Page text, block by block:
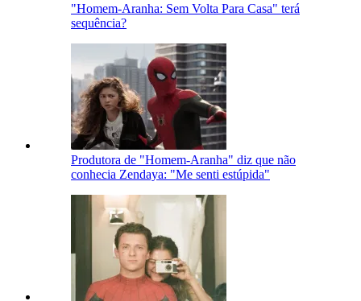
"Homem-Aranha: Sem Volta Para Casa" terá
sequência?
Produtora de "Homem-Aranha" diz que não
conhecia Zendaya: "Me senti estúpida"